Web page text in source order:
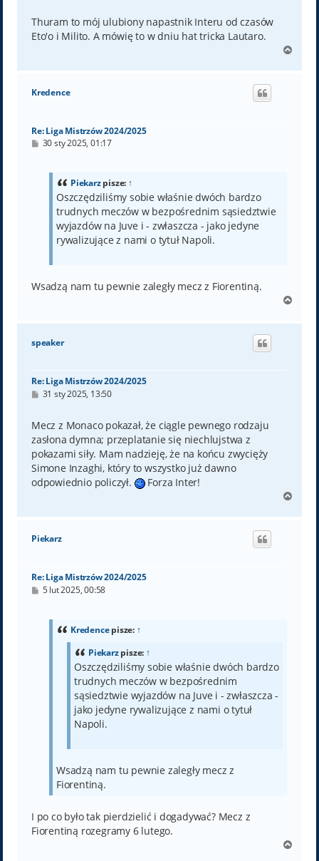
Thuram to mój ulubiony napastnik Interu od czasów
Eto'o i Milito. A mówię to w dniu hat tricka Lautaro.
g
Kredence
Re: Liga Mistrzów 2024/2025
P30 sty 2025, 01:17
Piekarzpisze: ↑
Oszczędziliśmy sobie właśnie dwóch bardzo
trudnych meczów w bezpośrednim sąsiedztwie
wyjazdów na Juve i - zwłaszcza - jako jedyne
rywalizujące z nami o tytuł Napoli.
Wsadzą nam tu pewnie zaległy mecz z Fiorentiną.
g
speaker
Re: Liga Mistrzów 2024/2025
P
t
31 sty 2025, 13:50
Mecz z Monaco pokazał, że ciągle pewnego rodzaju
zasłona dymna; przeplatanie się niechlujstwa z
pokazami siły. Mam nadzieję, że na końcu zwycięży
Simone Inzaghi, który to wszystko już dawno
odpowiednio policzył.
Forza Inter!
g
Piekarz
Re: Liga Mistrzów 2024/2025
P5 lut 2025, 00:58
Kredencepisze: ↑
Piekarzpisze: ↑
Oszczędziliśmy sobie właśnie dwóch bardzo
trudnych meczów w bezpośrednim
sąsiedztwie wyjazdów na Juve i - zwłaszcza -
jako jedyne rywalizujące z nami o tytuł
Napoli.
Wsadzą nam tu pewnie zaległy mecz z
Fiorentiną.
I po co było tak pierdzielić i dogadywać? Mecz z
Fiorentiną rozegramy 6 lutego.